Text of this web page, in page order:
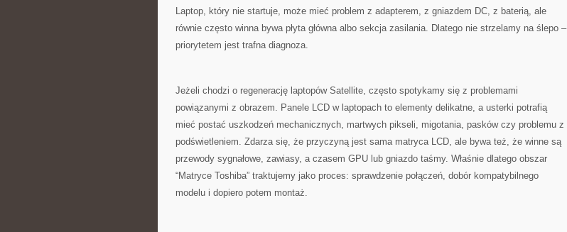
Laptop, który nie startuje, może mieć problem z adapterem, z gniazdem DC, z baterią, ale
równie często winna bywa płyta główna albo sekcja zasilania. Dlatego nie strzelamy na ślepo –
priorytetem jest trafna diagnoza.
Jeżeli chodzi o regenerację laptopów Satellite, często spotykamy się z problemami
powiązanymi z obrazem. Panele LCD w laptopach to elementy delikatne, a usterki potrafią
mieć postać uszkodzeń mechanicznych, martwych pikseli, migotania, pasków czy problemu z
podświetleniem. Zdarza się, że przyczyną jest sama matryca LCD, ale bywa też, że winne są
przewody sygnałowe, zawiasy, a czasem GPU lub gniazdo taśmy. Właśnie dlatego obszar
“Matryce Toshiba” traktujemy jako proces: sprawdzenie połączeń, dobór kompatybilnego
modelu i dopiero potem montaż.